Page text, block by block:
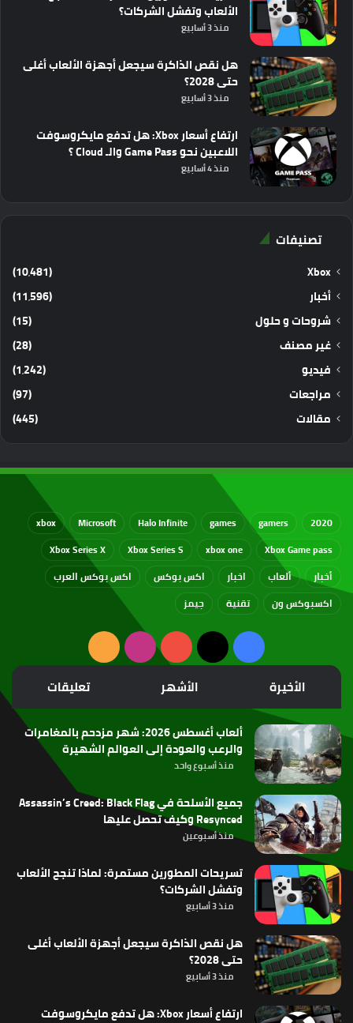
الألعاب وتفشل الشركات؟
منذ 3 أسابيع
هل نقص الذاكرة سيجعل أجهزة الألعاب أغلى
حتى 2028؟
منذ 3 أسابيع
ارتفاع أسعار Xbox: هل تدفع مايكروسوفت
اللاعبين نحو Game Pass والـ Cloud ؟
منذ 4 أسابيع
تصنيفات
Xbox
(10٬481)
أخبار
(11٬596)
شروحات و حلول
(15)
غير مصنف
(28)
فيديو
(1٬242)
مراجعات
(97)
مقالات
(445)
2020
gamers
games
Halo Infinite
Microsoft
xbox
Xbox Game pass
xbox one
Xbox Series S
Xbox Series X
أخبار
ألعاب اخبار اكس بوكس
اكس بوكس العرب
اكسبوكس ون
تقنية جيمز
فيسبوك
‫X
‫YouTubeانستقرامملخص
الموقع
RSS
الأخيرة الأشهر تعليقات
ألعاب أغسطس 2026: شهر مزدحم بالمغامرات
والرعب والعودة إلى العوالم الشهيرة
منذ أسبوع واحد
جميع الأسلحة في Assassin’s Creed: Black Flag
Resynced وكيف تحصل عليها
منذ أسبوعين
تسريحات المطورين مستمرة: لماذا تنجح الألعاب
وتفشل الشركات؟
منذ 3 أسابيع
هل نقص الذاكرة سيجعل أجهزة الألعاب أغلى
حتى 2028؟
منذ 3 أسابيع
ارتفاع أسعار Xbox: هل تدفع مايكروسوفت